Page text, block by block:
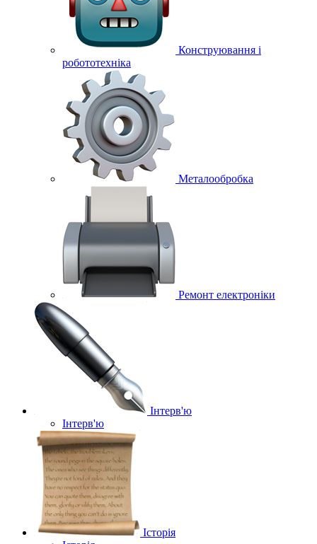
Конструювання і
робототехніка
Металообробка
Ремонт електроніки
Інтерв'ю
Інтерв'ю
Історія